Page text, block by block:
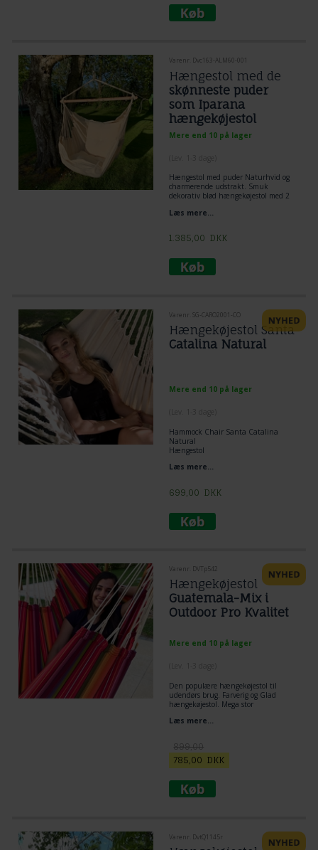
Varenr. Dvc163-ALM60-001
Hængestol med de
skønneste puder
som Iparana
hængekøjestol
Mere end 10 på lager
Hængestol med puderNaturhvid og
charmerende udstrakt. Smuk
dekorativ blød hængekøjestol med 2
Læs mere...
1.385,00 DKK
Varenr. SG-CARO2001-CO
Hængekøjestol Santa
Catalina Natural
Mere end 10 på lager
Hammock Chair Santa Catalina
Natural
Hængestol
Wood 110 cm
Unik hængekøjestol fra Colombia. En
helt rigtige dimensioner for optimal
komfort og velvære når du sidder i
netop denne type hængekøjestol.
Læs mere...
699,00 DKK
Varenr. DVTp542
Hængekøjestol
Guatemala-Mix i
Outdoor Pro Kvalitet
Mere end 10 på lager
Den populære hængekøjestol til
udendørs brug. Farverig og Glad
hængekøjestol. Mega stor
stof.
Læs mere...
899,00
785,00 DKK
Varenr. DvtQ1145r